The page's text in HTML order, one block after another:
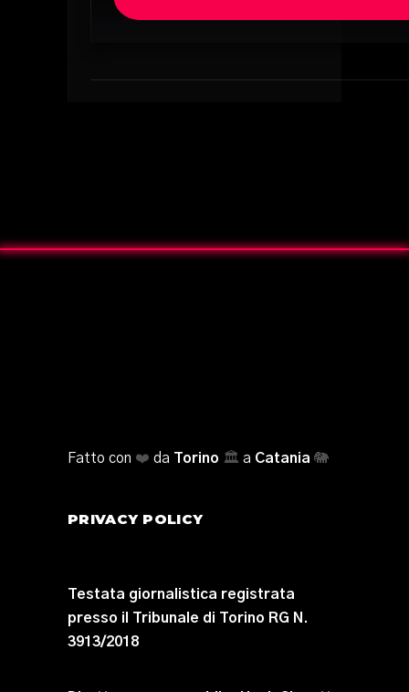
Fatto con ❤️ da Torino 🏛️ a Catania 🐘
PRIVACY POLICY
Testata giornalistica registrata
presso il Tribunale di Torino RG N.
3913/2018